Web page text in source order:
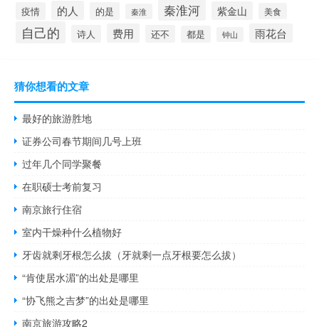
疫情 的人 的是 秦淮 秦淮河 紫金山 美食
自己的 诗人 费用 还不 都是 钟山 雨花台
猜你想看的文章
最好的旅游胜地
证券公司春节期间几号上班
过年几个同学聚餐
在职硕士考前复习
南京旅行住宿
室内干燥种什么植物好
牙齿就剩牙根怎么拔（牙就剩一点牙根要怎么拔）
“肯使居水湄”的出处是哪里
“协飞熊之吉梦”的出处是哪里
南京旅游攻略2